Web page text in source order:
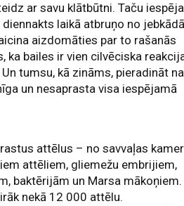
ar savu klātbūtni. Taču iespēja
laikā atbruņo no
aizdomāties par to rašanās
ka bailes ir vien cilvēciska
tumsu, kā zināms, pieradināt
un nesaprasta visa iespējamā
attēlus – no savvaļas
attēliem, gliemežu embrijiem,
baktērijām un Marsa mākoņiem.
nekā 12 000 attēlu.